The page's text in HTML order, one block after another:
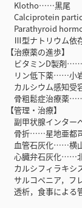
Klotho……黒尾
Calciprotein
Parathyroid
Ⅲ型ナトリウム依
【治療薬の進歩】
ビタミンD製剤
リン低下薬……小
カルシウム感知
骨粗鬆症治療薬
【管理・治療】
副甲状腺インタ
骨折……星地亜都
血管石灰化……横
心臓弁石灰化
カルシフィラキ
サルコペニア，
透析，食事によ